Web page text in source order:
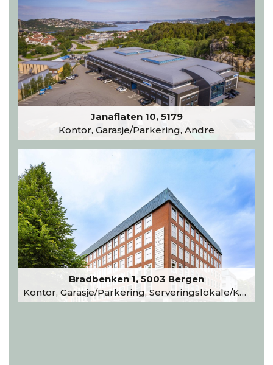
Janaflaten 10, 5179
Kontor, Garasje/Parkering, Andre
Bradbenken 1, 5003 Bergen
Kontor, Garasje/Parkering, Serveringslokale/Kantine, Undervisning/Arrangement